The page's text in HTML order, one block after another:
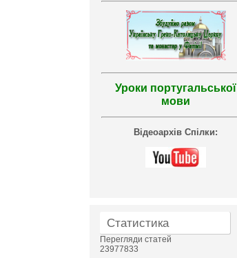
Уроки португальської
мови
Відеоархів Спілки:
Статистика
Перегляди статей
23977833